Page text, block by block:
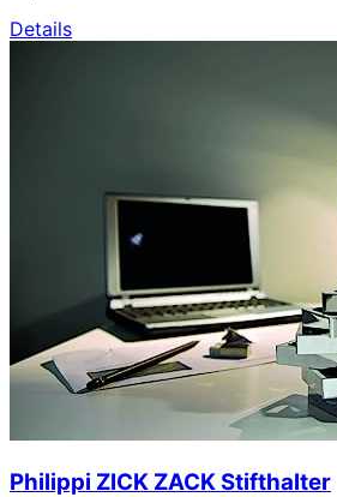
Details
Philippi ZICK ZACK Stifthalter